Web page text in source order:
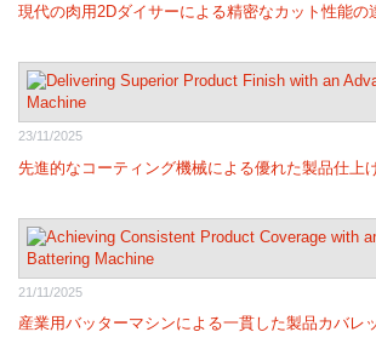
現代の肉用2Dダイサーによる精密なカット性能の
23/11/2025
先進的なコーティング機械による優れた製品仕上
21/11/2025
産業用バッターマシンによる一貫した製品カバレ